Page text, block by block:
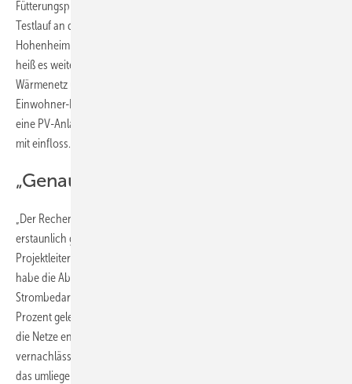
Fütterungspläne zu entwerfen. In einem mehrwöchigen, realen
Testlauf an der Forschungsstation „Unterer Lindenhof“ der Uni
Hohenheim habe das System seine Praxistauglichkeit unter Beweis,
heiß es weiter. Die Station verfügt über eine Biogasanlage, ein
Wärmenetz und einen Energieverbrauch, der etwa dem eines 130-
Einwohner-Dorfes entspricht. Eigens für den Testlauf wurde zusätzlich
eine PV-Anlage installiert, deren Produktion in die Vorhersagemodelle
mit einfloss.
„Genauigkeit des Systems gut“
„Der Rechenaufwand zum Berechnen der Fütterungspläne ist
erstaunlich gering und die Genauigkeit des Systems richtig gut“, sagt
Projektleiter Andreas Lemmer von der Uni Hohenheim. Insgesamt
habe die Abweichung zwischen berechnetem und tatsächlichem
Strombedarf bei 4,4 Prozent, beim Wärmebedarf zwischen 7 und 9
Prozent gelegen. Es habe sich zudem herausgestellt, dass das BHKW
die Netze entlastete, ohne dabei seine Aufgabe als Wärmelieferant zu
vernachlässigen: Es wurde deutlich weniger überschüssiger Strom in
das umliegende Netz abgeben und bei Engpässen deutlich weniger